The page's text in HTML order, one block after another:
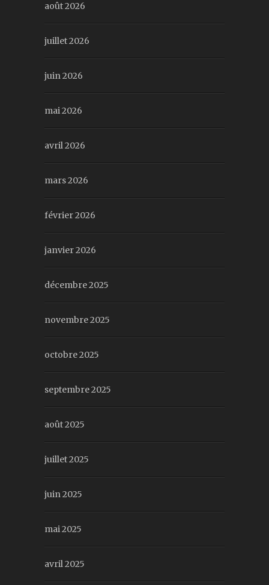
août 2026
juillet 2026
juin 2026
mai 2026
avril 2026
mars 2026
février 2026
janvier 2026
décembre 2025
novembre 2025
octobre 2025
septembre 2025
août 2025
juillet 2025
juin 2025
mai 2025
avril 2025